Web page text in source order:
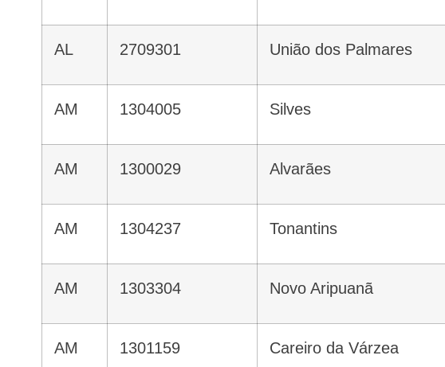
AL 2709301 União dos Palmares
AM 1304005 Silves
AM 1300029 Alvarães
AM 1304237 Tonantins
AM 1303304 Novo Aripuanã
AM 1301159 Careiro da Várzea